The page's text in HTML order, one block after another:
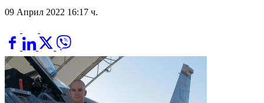
09 Април 2022 16:17 ч.